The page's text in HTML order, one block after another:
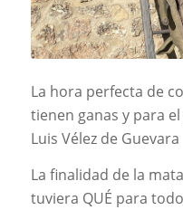
La hora perfecta de
tienen ganas y para
Luis Vélez de Guevara
La finalidad de la
tuviera QUÉ para